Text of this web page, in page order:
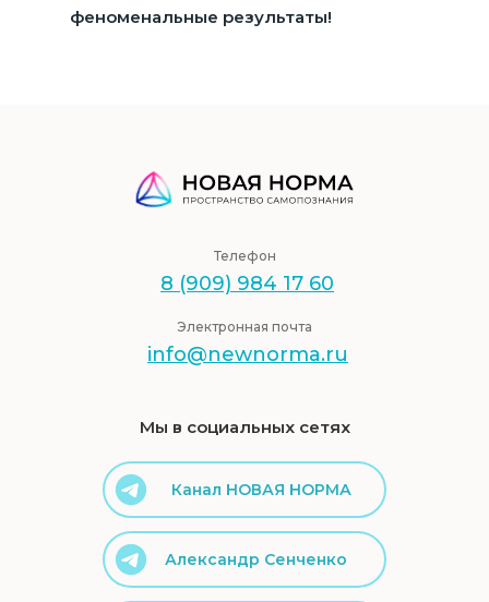
феноменальные результаты!
Мы в социальных сетях
Телефон
Электронная почта
info@newnorma.ru
8 (909) 984 17 60
Александр Сенченко
Канал НОВАЯ НОРМА